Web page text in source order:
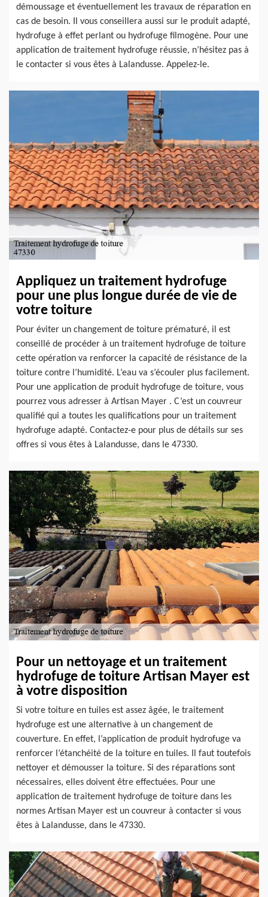
démoussage et éventuellement les travaux de réparation en
cas de besoin. Il vous conseillera aussi sur le produit adapté,
hydrofuge à effet perlant ou hydrofuge filmogène. Pour une
application de traitement hydrofuge réussie, n’hésitez pas à
le contacter si vous êtes à Lalandusse. Appelez-le.
Appliquez un traitement hydrofuge
pour une plus longue durée de vie de
votre toiture
Pour éviter un changement de toiture prématuré, il est
conseillé de procéder à un traitement hydrofuge de toiture
cette opération va renforcer la capacité de résistance de la
toiture contre l’humidité. L’eau va s’écouler plus facilement.
Pour une application de produit hydrofuge de toiture, vous
pourrez vous adresser à Artisan Mayer . C’est un couvreur
qualifié qui a toutes les qualifications pour un traitement
hydrofuge adapté. Contactez-e pour plus de détails sur ses
offres si vous êtes à Lalandusse, dans le 47330.
Pour un nettoyage et un traitement
hydrofuge de toiture Artisan Mayer est
à votre disposition
Si votre toiture en tuiles est assez âgée, le traitement
hydrofuge est une alternative à un changement de
couverture. En effet, l’application de produit hydrofuge va
renforcer l’étanchéité de la toiture en tuiles. Il faut toutefois
nettoyer et démousser la toiture. Si des réparations sont
nécessaires, elles doivent être effectuées. Pour une
application de traitement hydrofuge de toiture dans les
normes Artisan Mayer est un couvreur à contacter si vous
êtes à Lalandusse, dans le 47330.